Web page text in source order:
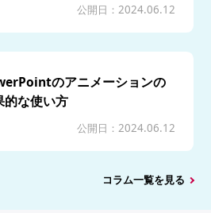
公開日：2024.06.12
のアニメーションの
的な使い方
公開日：2024.06.12
コラム一覧を見る